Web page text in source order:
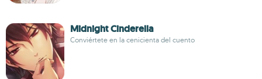
Midnight Cinderella
Conviértete en la cenicienta del cuento